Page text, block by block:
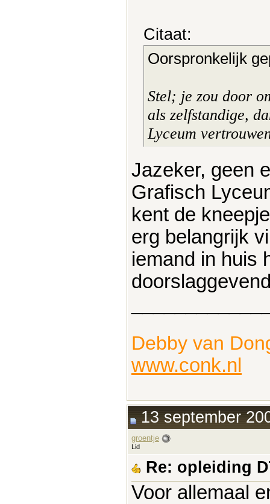
Citaat:
Oorspronkelijk
Stel; je zou door
als zelfstandige,
Lyceum
Jazeker, geen
Grafisch
kent de
erg belangrijk
iemand in huis
Debby van
www.conk.nl
13 september
groentje
Lid
Re: opleiding
Voor allemaal